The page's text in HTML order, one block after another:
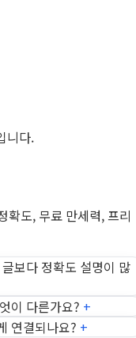
니다.
확도, 무료 만세력, 프리
보다 정확도 설명이 많
이 다른가요? +
연결되나요? +